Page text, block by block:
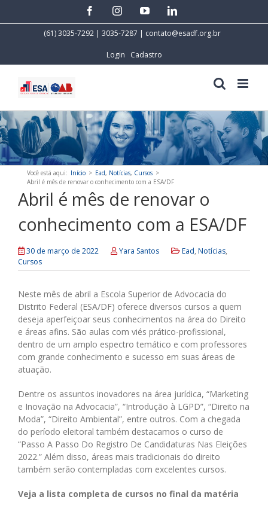
facebookinstagramyoutubelinkedin
(61) 3035-7292 | 3035-7287 | contato@esadf.org.br
Login Cadastro
Você está aqui: Início > Ead, Notícias, Cursos >
Abril é mês de renovar o conhecimento com a ESA/DF
Abril é mês de renovar o
conhecimento com a ESA/DF
30 de março de 2022 Yara Santos Ead, Notícias,
Cursos
Neste mês de abril a Escola Superior de Advocacia do
Distrito Federal (ESA/DF) oferece diversos cursos a quem
deseja aperfeiçoar seus conhecimentos na área do Direito
e áreas afins. São aulas com viés prático-profissional,
dentro de um amplo espectro temático e com professores
com grande conhecimento e sucesso em suas áreas de
atuação.
Dentre os assuntos inovadores na área jurídica, “Marketing
e Inovação na Advocacia”, “Introdução à LGPD”, “Direito na
Moda”, “Direito Ambiental”, entre outros. Com a chegada
do período eleitoral também destacamos o curso de
“Passo A Passo Do Registro De Candidaturas Nas Eleições
2022.” Além disso, áreas mais tradicionais do direito
também serão contempladas com excelentes cursos.
Veja a lista completa de cursos no final da matéria